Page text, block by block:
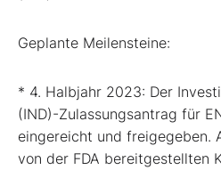
Geplante Meilensteine:
* 4. Halbjahr 2023: Der
(IND)-Zulassungsantrag für
eingereicht und freigegeben.
von der FDA bereitgestellten